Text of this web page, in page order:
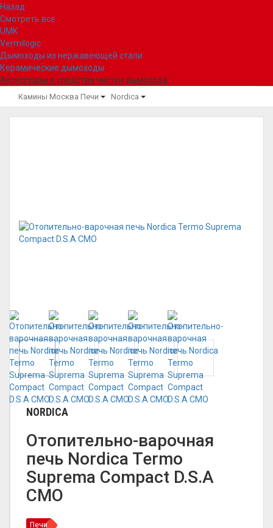
Назад
Смотреть все
UMK
Vermilogic
Дымоходы из нержавеющей стали
Керамические дымоходы
Аксессуары и средства чистки дымохода
Камины Москва Печи Nordica
NORDICA
Отопительно-варочная
печь Nordica Termo
Suprema Compact D.S.A
CMO
Печи